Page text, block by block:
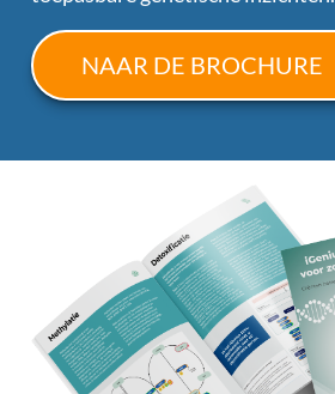
NAAR DE BROCHURE